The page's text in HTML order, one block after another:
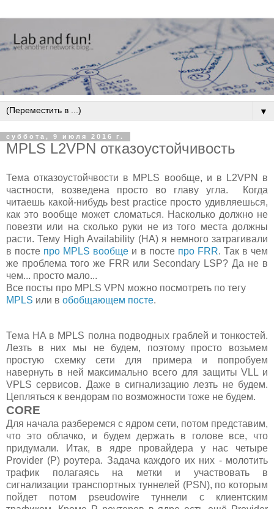
▼
суббота, 9 июля 2016 г.
MPLS L2VPN отказоустойчивость
Тема отказоустойчвости в MPLS вообще, и в L2VPN в
частности, возведена просто во главу угла. Когда
читаешь какой-нибудь best practice просто удивляешься,
как это вообще может сломаться. Насколько должно не
повезти или на сколько руки не из того места должны
расти. Тему High Availability (HA) я немного затрагивали
в посте про MPLS вообще и в посте про FRR. Так в чем
же проблема того же FRR или Secondary LSP? Да не в
чем... просто мало...
Все посты про MPLS VPN можно посмотреть по тегу
MPLS или в обобщающем посте.
Тема HA в MPLS полна подводных граблей и тонкостей.
Лезть в них мы не будем, поэтому просто возьмем
простую схемку сети для примера и попробуем
навернуть в ней максимально всего для защиты VLL и
VPLS сервисов. Даже в сигнализацию лезть не будем.
Цепляться к вендорам по возможности тоже не будем.
CORE
Для начала разберемся с ядром сети, потом представим,
что это облачко, и будем держать в голове все, что
придумали. Итак, в ядре провайдера у нас четыре
Provider (P) роутера. Задача каждого их них - молотить
трафик полагаясь на метки и участвовать в
сигнализации транспортных туннелей (PSN), по которым
пойдет потом pseudowire туннели с клиентским